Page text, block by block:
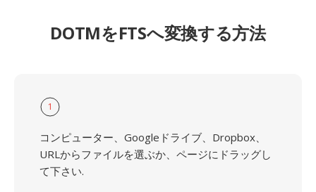
DOTMをFTSへ変換する方法
1
コンピューター、Googleドライブ、Dropbox、
URLからファイルを選ぶか、ページにドラッグし
て下さい.